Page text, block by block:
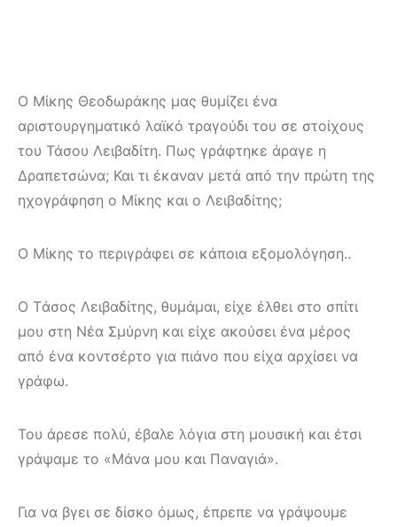
Ο Μίκης Θεοδωράκης μας θυμίζει ένα
αριστουργηματικό λαϊκό τραγούδι του σε στοίχους
του Τάσου Λειβαδίτη. Πως γράφτηκε άραγε η
Δραπετσώνα; Και τι έκαναν μετά από την πρώτη της
ηχογράφηση ο Μίκης και ο Λειβαδίτης;
Ο Μίκης το περιγράφει σε κάποια εξομολόγηση..
Ο Tάσος Λειβαδίτης, θυμάμαι, είχε έλθει στο σπίτι
μου στη Nέα Σμύρνη και είχε ακούσει ένα μέρος
από ένα κοντσέρτο για πιάνο που είχα αρχίσει να
γράφω.
Του άρεσε πολύ, έβαλε λόγια στη μουσική και έτσι
γράψαμε το «Mάνα μου και Παναγιά».
Για να βγει σε δίσκο όμως, έπρεπε να γράψουμε